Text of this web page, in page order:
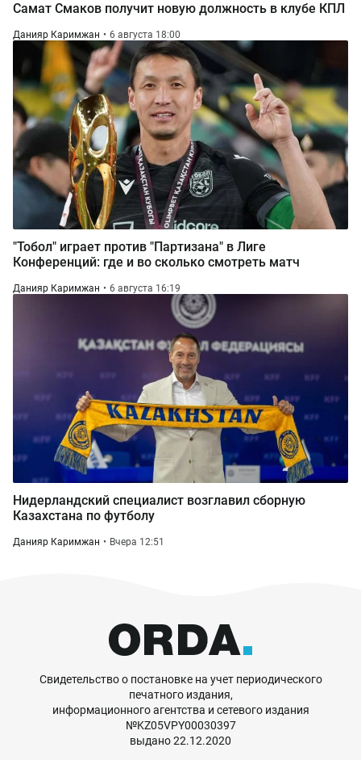
Самат Смаков получит новую должность в клубе КПЛ
Данияр Каримжан 6 августа 18:00
"Тобол" играет против "Партизана" в Лиге
Конференций: где и во сколько смотреть матч
Данияр Каримжан 6 августа 16:19
Нидерландский специалист возглавил сборную
Казахстана по футболу
Данияр Каримжан Вчера 12:51
Свидетельство о постановке на учет периодического
печатного издания,
информационного агентства и сетевого издания
№KZ05VPY00030397
выдано 22.12.2020